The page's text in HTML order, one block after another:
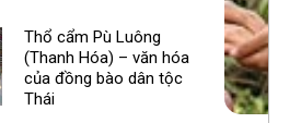
Thổ cẩm Pù Luông
(Thanh Hóa) – văn hóa
của đồng bào dân tộc
Thái